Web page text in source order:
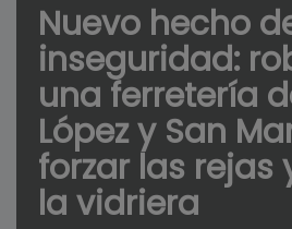
Nuevo hecho
inseguridad:
una ferretería
López y San
forzar las rejas
la vidriera